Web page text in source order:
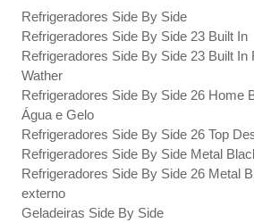
Refrigeradores Side By Side
Refrigeradores Side By Side 23 Built In
Refrigeradores Side By Side 23 Built In
Wather
Refrigeradores Side By Side 26 Home
Água e Gelo
Refrigeradores Side By Side 26 Top
Refrigeradores Side By Side Metal
Refrigeradores Side By Side 26 Metal
externo
Geladeiras Side By Side